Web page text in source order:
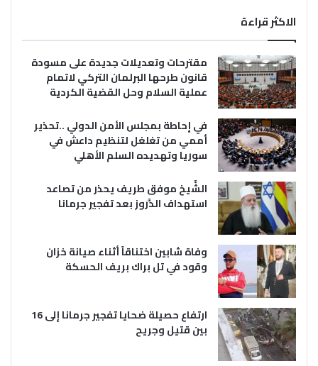
الاكثر قراءة
مقترحات وتعديلات جديدة على مسودة
قانون طرحها البرلمان التركي لاتمام
عملية السلام وحل القضية الكردية
في إحاطة بمجلس الأمن الدولي ..تحذير
أممي من تغلغل لتنظيم داعش في
سوريا وتهديده السلم الأهلي
الشَّيخ موفق طريف يحذر من تصاعد
استهداف الدَّروز بعد تفجير جرمانا
وفاة شابين اختناقاً أثناء صيانة خزان
وقود في تل براك بريف الحسكة
ارتفاع حصيلة ضحايا تفجير جرمانا إلى 16
بين قتيل وجريح